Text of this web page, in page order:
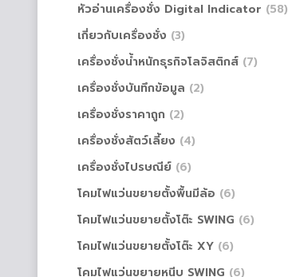
หัวอ่านเครื่องชั่ง Digital Indicator (58)
เกี่ยวกับเครื่องชั่ง (3)
เครื่องชั่งน้ำหนักธุรกิจโลจิสติกส์ (7)
เครื่องชั่งบันทึกข้อมูล (2)
เครื่องชั่งราคาถูก (2)
เครื่องชั่งสัตว์เลี้ยง (4)
เครื่องชั่งไปรษณีย์ (6)
โคมไฟแว่นขยายตั้งพื้นมีล้อ (6)
โคมไฟแว่นขยายตั้งโต๊ะ SWING (6)
โคมไฟแว่นขยายตั้งโต๊ะ XY (6)
โคมไฟแว่นขยายหนีบ SWING (6)